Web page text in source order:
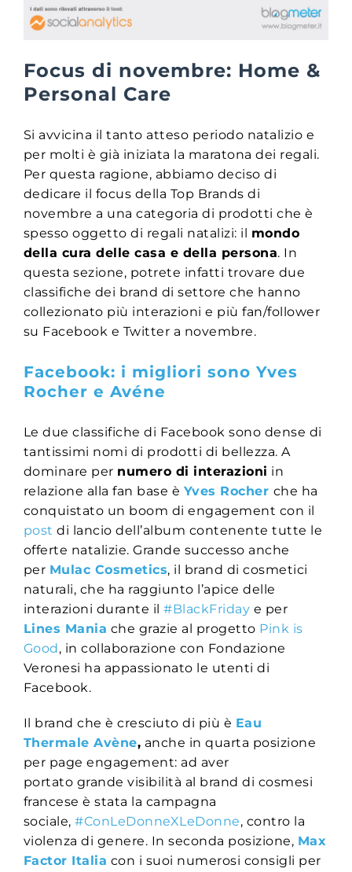
Focus di novembre: Home &
Personal Care
Si avvicina il tanto atteso periodo natalizio e
per molti è già iniziata la maratona dei regali.
Per questa ragione, abbiamo deciso di
dedicare il focus della Top Brands di
novembre a una categoria di prodotti che è
spesso oggetto di regali natalizi: il mondo
della cura delle casa e della persona. In
questa sezione, potrete infatti trovare due
classifiche dei brand di settore che hanno
collezionato più interazioni e più fan/follower
su Facebook e Twitter a novembre.
Facebook: i migliori sono Yves
Rocher e Avéne
Le due classifiche di Facebook sono dense di
tantissimi nomi di prodotti di bellezza. A
dominare per numero di interazioni in
relazione alla fan base è Yves Rocher che ha
conquistato un boom di engagement con il
post di lancio dell’album contenente tutte le
offerte natalizie. Grande successo anche
per Mulac Cosmetics, il brand di cosmetici
naturali, che ha raggiunto l’apice delle
interazioni durante il#BlackFriday e per
Lines Mania che grazie al progetto Pink is
Good , in collaborazione con Fondazione
Veronesi ha appassionato le utenti di
Facebook.
Il brand che è cresciuto di più è Eau
Thermale Avène, anche in quarta posizione
per page engagement: ad aver
portato grande visibilità al brand di cosmesi
francese è stata la campagna
sociale,#ConLeDonneXLeDonne, contro la
violenza di genere. In seconda posizione, Max
Factor Italia con i suoi numerosi consigli per